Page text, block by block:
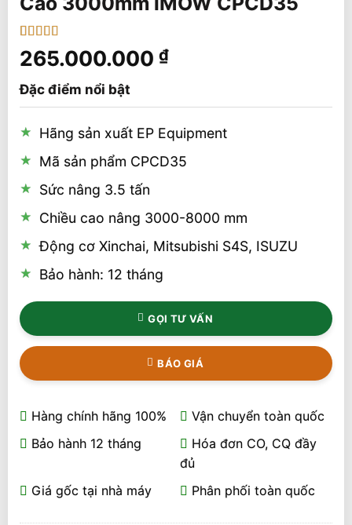
5trên 5 dựa
trên
1
đánh
265.000.000 ₫
Đặc điểm nổi bật
Hãng sản xuất EP Equipment
Mã sản phẩm CPCD35
Sức nâng 3.5 tấn
Chiều cao nâng 3000-8000 mm
Động cơ Xinchai, Mitsubishi S4S, ISUZU
Bảo hành: 12 tháng
GỌI TƯ VẤN
BÁO GIÁ
Hàng chính hãng 100%
Vận chuyển toàn quốc
Bảo hành 12 tháng
Hóa đơn CO, CQ đầy
đủ
Giá gốc tại nhà máy
Phân phối toàn quốc